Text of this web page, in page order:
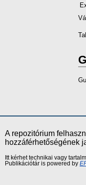
G
A repozitórium
hozzáférhetőségének
Itt kérhet technikai vagy
Publikációtár is powered by